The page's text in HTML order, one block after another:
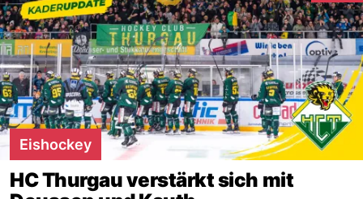
Eishockey
HC Thurgau verstärkt sich mit